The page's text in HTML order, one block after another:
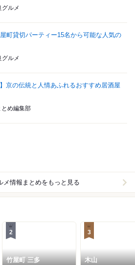
グルメ
町貸切パーティー15名から可能な人気の
グルメ
】京の伝統と人情あふれるおすすめ居酒屋
め編集部
メ情報まとめをもっと見る
2
竹屋町 三多
3
木山